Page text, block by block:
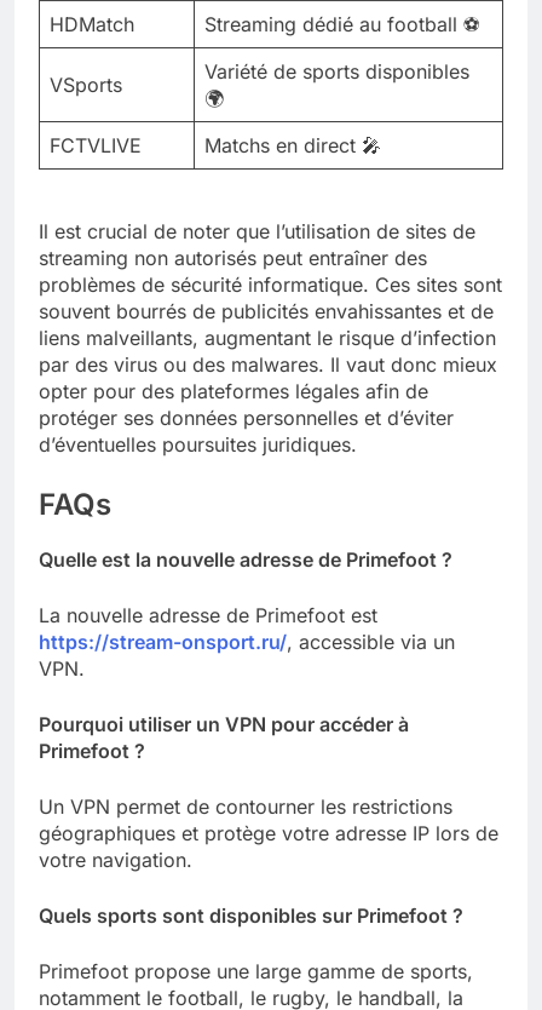
HDMatch
Streaming dédié au football ⚽
VSports
Variété de sports disponibles
🌍
FCTVLIVE
Matchs en direct 🎤
Il est crucial de noter que l’utilisation de sites de
streaming non autorisés peut entraîner des
problèmes de sécurité informatique. Ces sites sont
souvent bourrés de publicités envahissantes et de
liens malveillants, augmentant le risque d’infection
par des virus ou des malwares. Il vaut donc mieux
opter pour des plateformes légales afin de
protéger ses données personnelles et d’éviter
d’éventuelles poursuites juridiques.
FAQs
Quelle est la nouvelle adresse de Primefoot ?
La nouvelle adresse de Primefoot est
https://stream-onsport.ru/, accessible via un
VPN.
Pourquoi utiliser un VPN pour accéder à
Primefoot ?
Un VPN permet de contourner les restrictions
géographiques et protège votre adresse IP lors de
votre navigation.
Quels sports sont disponibles sur Primefoot ?
Primefoot propose une large gamme de sports,
notamment le football, le rugby, le handball, la